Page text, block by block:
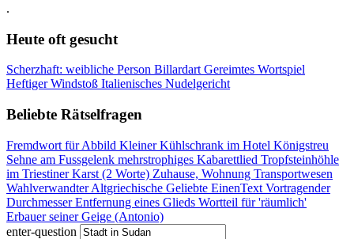
.
Heute oft gesucht
Scherzhaft: weibliche Person Billardart Gereimtes Wortspiel
Heftiger Windstoß Italienisches Nudelgericht
Beliebte Rätselfragen
Fremdwort für Abbild Kleiner Kühlschrank im Hotel Königstreu
Sehne am Fussgelenk mehrstrophiges Kabarettlied Tropfsteinhöhle
im Triestiner Karst (2 Worte) Zuhause, Wohnung Transportwesen
WahlverwandterAltgriechische Geliebte EinenText Vortragender
DurchmesserEntfernung eines Glieds Wortteil für 'räumlich'
Erbauer seiner Geige (Antonio)
enter-question